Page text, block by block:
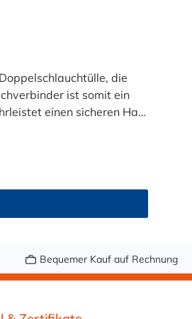
die
ist somit ein
einen sicheren Halt
erhalten diesen geraden
Bequemer Kauf auf Rechnung